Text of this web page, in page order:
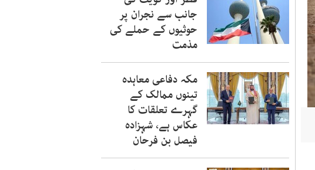
جانب سے نجران پر
حوثیوں کے حملے کی
مذمت
مکہ دفاعی معاہدہ
تینوں ممالک کے
گہرے تعلقات کا
عکاس ہے، شہزادہ
فیصل بن فرحان